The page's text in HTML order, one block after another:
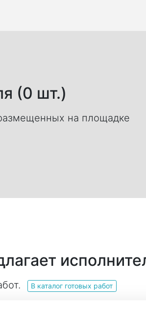
(0 шт.)
на площадке
В каталог готовых работ